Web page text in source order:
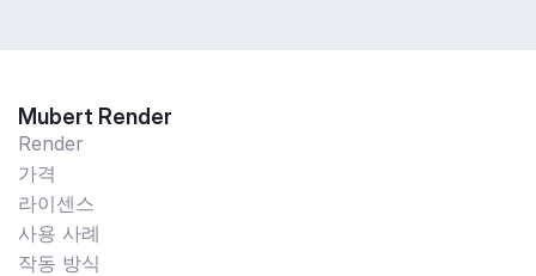
Mubert Render
Render
가격
라이센스
사용 사례
작동 방식